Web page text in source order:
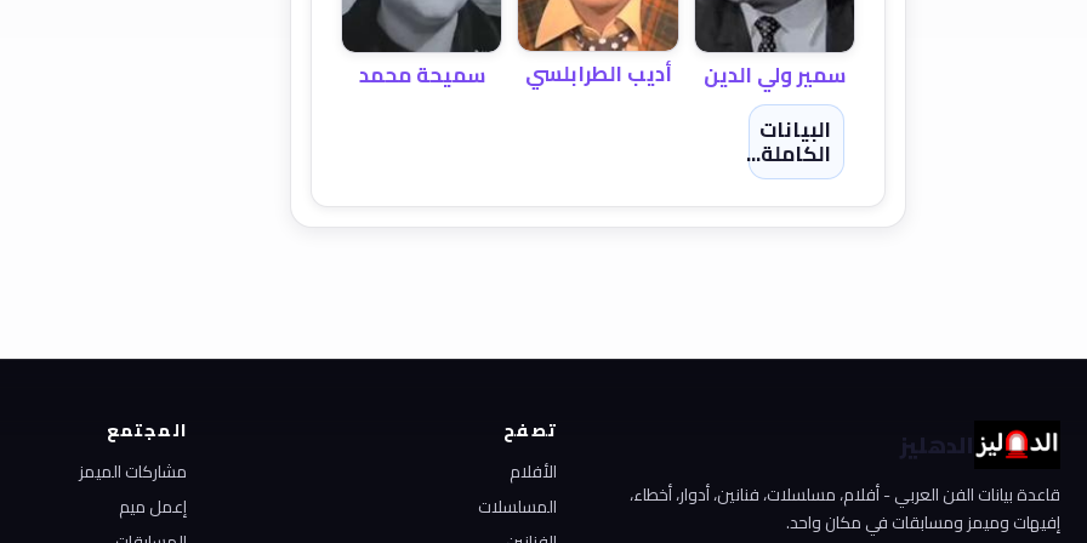
سمير ولي الدين أديب الطرابلسي
سميحة محمد
البيانات
الكاملة...
الدهليز
قاعدة بيانات الفن العربي - أفلام، مسلسلات، فنانين، أدوار، أخطاء،
إفيهات وميمز ومسابقات في مكان واحد.
تصفح
الأفلام
المسلسلات
المجتمع
مشاركات الميمز
إعمل ميم